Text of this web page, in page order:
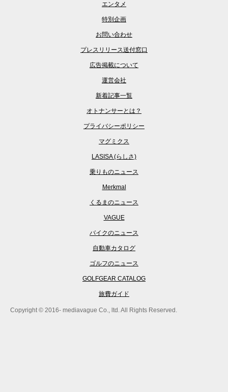
エンタメ
特別企画
お問い合わせ
プレスリリース送付窓口
広告掲載について
運営会社
新着記事一覧
オトナンサーとは？
プライバシーポリシー
マグミクス
LASISA (らしさ)
乗りものニュース
Merkmal
くるまのニュース
VAGUE
バイクのニュース
自動車カタログ
ゴルフのニュース
GOLFGEAR CATALOG
旅費ガイド
Copyright © 2016- mediavague Co., ltd. All Rights Reserved.